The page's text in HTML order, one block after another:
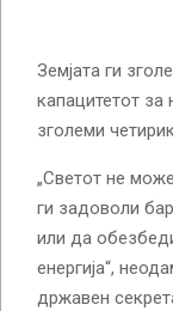
Земјата ги
капацитетот за
зголеми
„Светот не
ги задоволи
или да
енергија“,
државен